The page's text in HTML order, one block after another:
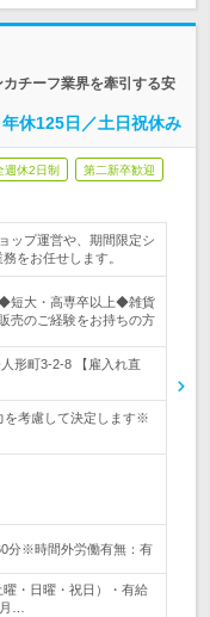
チーフ業界を牽引する安
休125日／土日祝休み
週休2日制 第二新卒歓迎
ップ運営や、期間限定シ
をお任せします。
短大・高専卒以上◆雑貨
売のご経験をお持ちの方
形町3-2-8 【雇入れ直
を考慮して決定します※
分※時間外労働有無：有
・日曜・祝日）・有給
…